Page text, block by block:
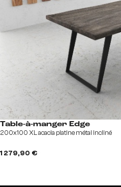
Table-à-manger Edge
200x100 XL acacia platine métal incliné
1 279,90 €